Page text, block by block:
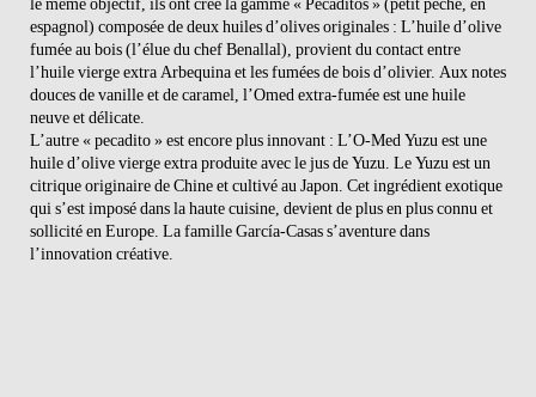
espagnol) composée de deux huiles d’olives originales : L’huile d’olive
fumée au bois (l’élue du chef Benallal), provient du contact entre
l’huile vierge extra Arbequina et les fumées de bois d’olivier. Aux notes
douces de vanille et de caramel, l’Omed extra-fumée est une huile
neuve et délicate.
L’autre « pecadito » est encore plus innovant : L’O-Med Yuzu est une
huile d’olive vierge extra produite avec le jus de Yuzu. Le Yuzu est un
citrique originaire de Chine et cultivé au Japon. Cet ingrédient exotique
qui s’est imposé dans la haute cuisine, devient de plus en plus connu et
sollicité en Europe. La famille García-Casas s’aventure dans
l’innovation créative.